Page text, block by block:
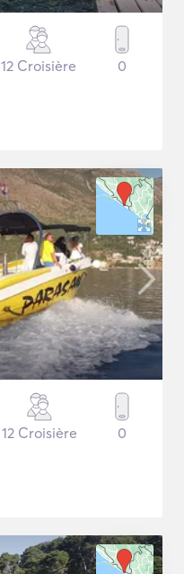
12 Croisière 0
12 Croisière 0